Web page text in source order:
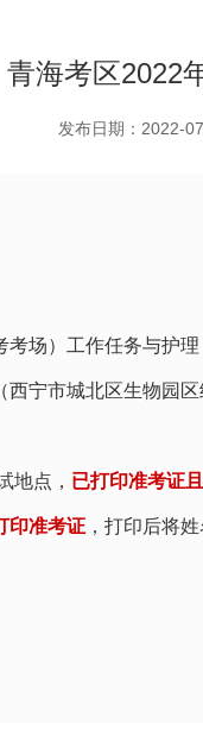
海考区2022
发布日期：2022-
场）工作任务与护
西宁市城北区生物园区
地点， 已打印准考证
印准考证 ，打印后将